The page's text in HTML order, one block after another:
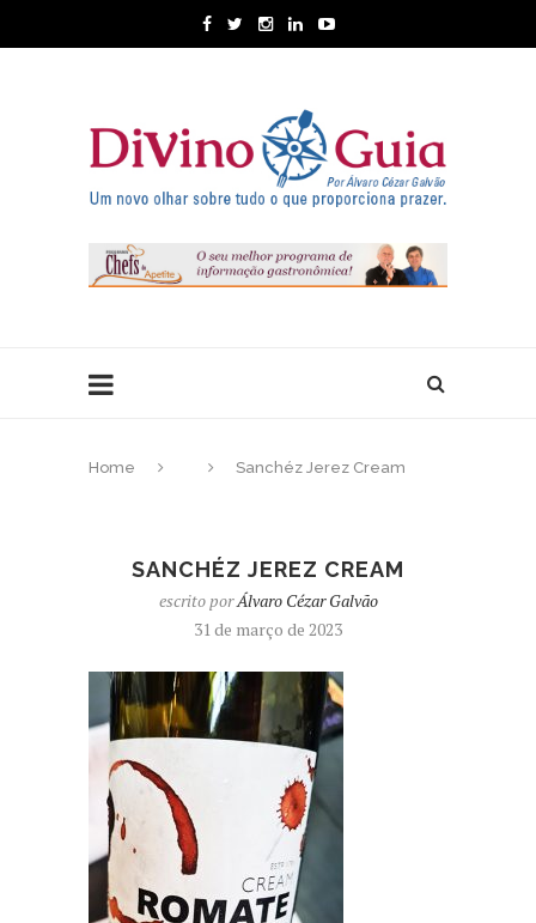
Home Sanchéz Jerez Cream
SANCHÉZ JEREZ CREAM
escrito porÁlvaro Cézar Galvão
31 de março de 2023